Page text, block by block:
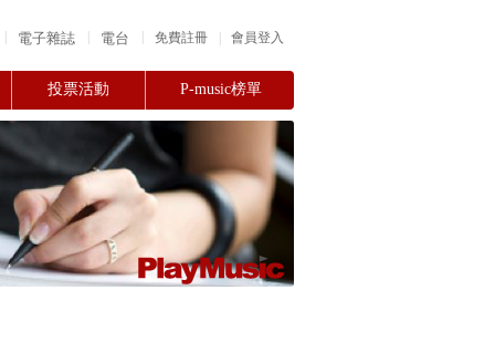
會員登入
免費註冊
電子雜誌 電台
投票活動 P-music榜單